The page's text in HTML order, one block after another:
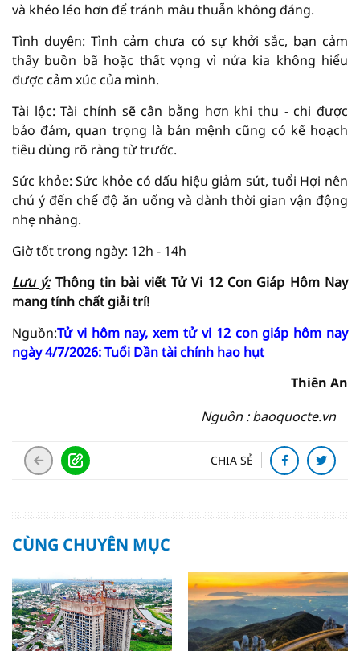
và khéo léo hơn để tránh mâu thuẫn không đáng.
Tình duyên: Tình cảm chưa có sự khởi sắc, bạn cảm
thấy buồn bã hoặc thất vọng vì nửa kia không hiểu
được cảm xúc của mình.
Tài lộc: Tài chính sẽ cân bằng hơn khi thu - chi được
bảo đảm, quan trọng là bản mệnh cũng có kế hoạch
tiêu dùng rõ ràng từ trước.
Sức khỏe: Sức khỏe có dấu hiệu giảm sút, tuổi Hợi nên
chú ý đến chế độ ăn uống và dành thời gian vận động
nhẹ nhàng.
Giờ tốt trong ngày: 12h - 14h
Lưu ý: Thông tin bài viếtTử Vi 12 Con Giáp Hôm Nay
mang tính chất giải trí!
Nguồn:Tử vi hôm nay, xem tử vi 12 con giáp hôm nay
ngày 4/7/2026: Tuổi Dần tài chính hao hụt
Thiên An
Nguồn : baoquocte.vn
CHIA SẺ
CÙNG CHUYÊN MỤC